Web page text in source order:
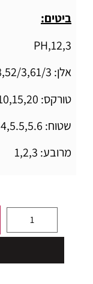
ביטים:
PH,12,3
אלן: 1/8,52/3,61/3
טורקס: 10,15,20
שטוח: 4,5.5,5.6
מרובע: 1,2,3